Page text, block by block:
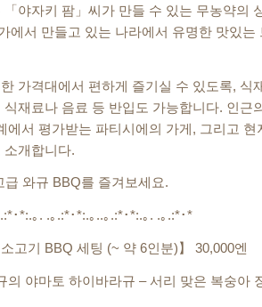
야자키 팜」씨가 만들 수 있는 무농약의
에서 만들고 있는 나라에서 유명한 맛있
가격대에서 편하게 즐기실 수 있도록, 식
재료나 음료 등 반입도 가능합니다. 인근
에서 평가받는 파티시에의 가게, 그리고
소개합니다.
와규 BBQ를 즐겨보세요.
･*:.｡. .｡.:*･*:.｡..｡.:*･*:.｡. .｡.:*･*
고기 BBQ 세팅 (~ 약 6인분)】 30,000엔
의 야마토 하이바라규 – 서리 맞은 복숭아